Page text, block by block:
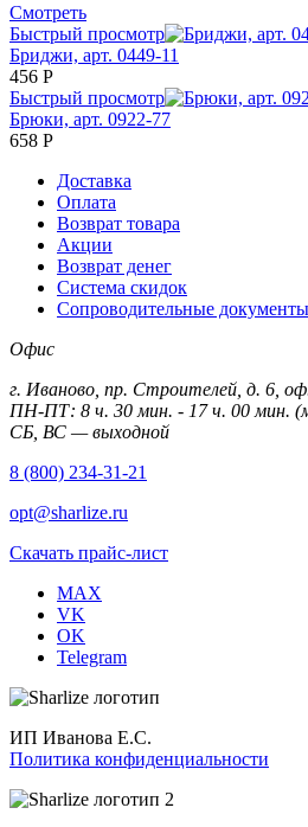
Смотреть
Быстрый просмотр
Бриджи, арт. 0449-11
456 Р
Быстрый просмотр
Брюки, арт. 0922-77
658 Р
Доставка
Оплата
Возврат товара
Акции
Возврат денег
Система скидок
Сопроводительные документы
Офис
г. Иваново, пр. Строителей, д. 6,
ПН-ПТ: 8 ч. 30 мин. - 17 ч. 00 мин.
СБ, ВС — выходной
8 (800) 234-31-21
opt@sharlize.ru
Скачать прайс-лист
MAX
VK
OK
Telegram
ИП Иванова Е.С.
Политика конфиденциальности